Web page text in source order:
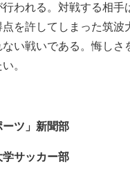
行われる。対戦する相手
を許してしまった筑波
い戦いである。悔しさ
。
ツ」新聞部
サッカー部